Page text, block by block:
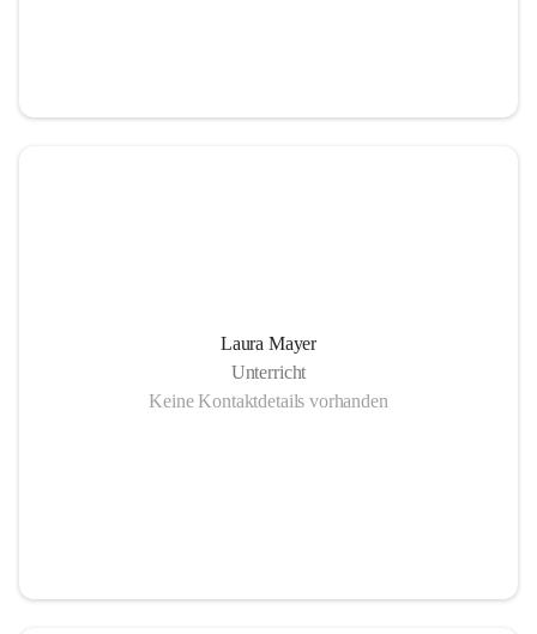
Laura Mayer
Unterricht
Keine Kontaktdetails vorhanden